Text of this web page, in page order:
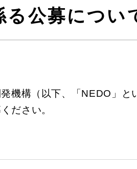
公募につい
機構（以下、「NEDO」
ださい。